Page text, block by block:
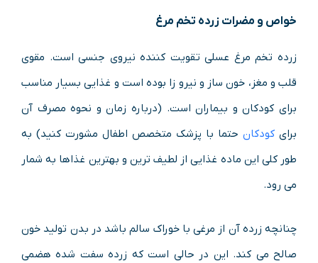
خواص و مضرات زرده تخم مرغ
زرده تخم مرغ عسلی تقویت کننده نیروی جنسی است. مقوی
قلب و مغز، خون ساز و نیرو زا بوده است و غذایی بسیار مناسب
برای کودکان و بیماران است. (درباره زمان و نحوه مصرف آن
برای کودکان حتما با پزشک متخصص اطفال مشورت کنید) به
طور کلی این ماده غذایی از لطیف ترین و بهترین غذاها به شمار
می رود.
چنانچه زرده آن از مرغی با خوراک سالم باشد در بدن تولید خون
صالح می کند. این در حالی است که زرده سفت شده هضمی